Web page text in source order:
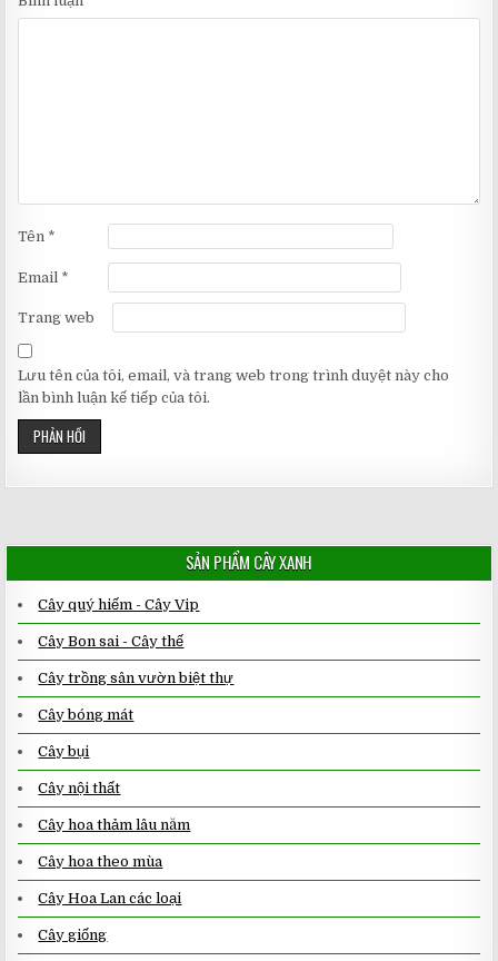
Tên *
Email *
Trang web
Lưu tên của tôi, email, và trang web trong trình duyệt này cho
lần bình luận kế tiếp của tôi.
SẢN PHẨM CÂY XANH
Cây quý hiếm - Cây Vip
Cây Bon sai - Cây thế
Cây trồng sân vườn biệt thự
Cây bóng mát
Cây bụi
Cây nội thất
Cây hoa thảm lâu năm
Cây hoa theo mùa
Cây Hoa Lan các loại
Cây giống